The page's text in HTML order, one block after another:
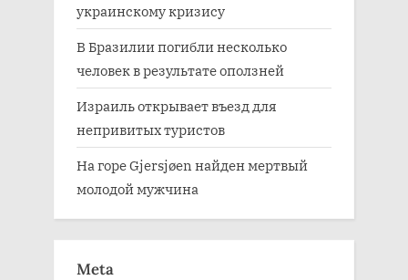
украинскому кризису
В Бразилии погибли несколько
человек в результате оползней
Израиль открывает въезд для
непривитых туристов
На горе Gjersjøen найден мертвый
молодой мужчина
Meta